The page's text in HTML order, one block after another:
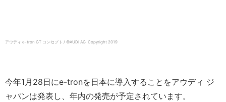
アウディ e-tron GT コンセプト / ©AUDI AG Copyright 2019
今年1月28日にe-tronを日本に導入することをアウディ ジ
ャパンは発表し、年内の発売が予定されています。